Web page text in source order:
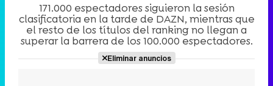
171.000 espectadores siguieron la sesión
clasificatoria en la tarde de DAZN, mientras que
el resto de los títulos del ranking no llegan a
superar la barrera de los 100.000 espectadores.
Eliminar anuncios